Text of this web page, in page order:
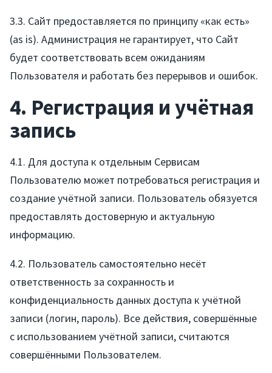
3.3. Сайт предоставляется по принципу «как есть»
(as is). Администрация не гарантирует, что Сайт
будет соответствовать всем ожиданиям
Пользователя и работать без перерывов и ошибок.
4. Регистрация и учётная
запись
4.1. Для доступа к отдельным Сервисам
Пользователю может потребоваться регистрация и
создание учётной записи. Пользователь обязуется
предоставлять достоверную и актуальную
информацию.
4.2. Пользователь самостоятельно несёт
ответственность за сохранность и
конфиденциальность данных доступа к учётной
записи (логин, пароль). Все действия, совершённые
с использованием учётной записи, считаются
совершёнными Пользователем.